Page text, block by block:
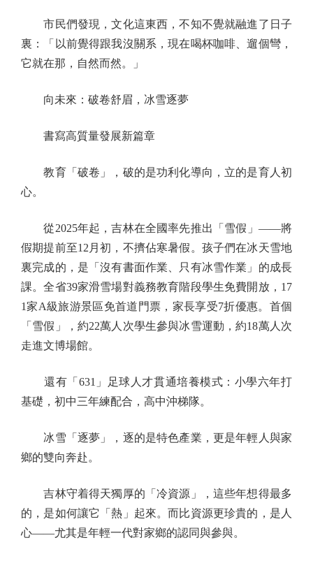
市民們發現，文化這東西，不知不覺就融進了日子
裏：「以前覺得跟我沒關系，現在喝杯咖啡、遛個彎，
它就在那，自然而然。」
向未來：破卷舒眉，冰雪逐夢
書寫高質量發展新篇章
教育「破卷」，破的是功利化導向，立的是育人初
心。
從2025年起，吉林在全國率先推出「雪假」——將
假期提前至12月初，不擠佔寒暑假。孩子們在冰天雪地
裏完成的，是「沒有書面作業、只有冰雪作業」的成長
課。全省39家滑雪場對義務教育階段學生免費開放，17
1家A級旅游景區免首道門票，家長享受7折優惠。首個
「雪假」，約22萬人次學生參與冰雪運動，約18萬人次
走進文博場館。
還有「631」足球人才貫通培養模式：小學六年打
基礎，初中三年練配合，高中沖梯隊。
冰雪「逐夢」，逐的是特色產業，更是年輕人與家
鄉的雙向奔赴。
吉林守着得天獨厚的「冷資源」，這些年想得最多
的，是如何讓它「熱」起來。而比資源更珍貴的，是人
心——尤其是年輕一代對家鄉的認同與參與。